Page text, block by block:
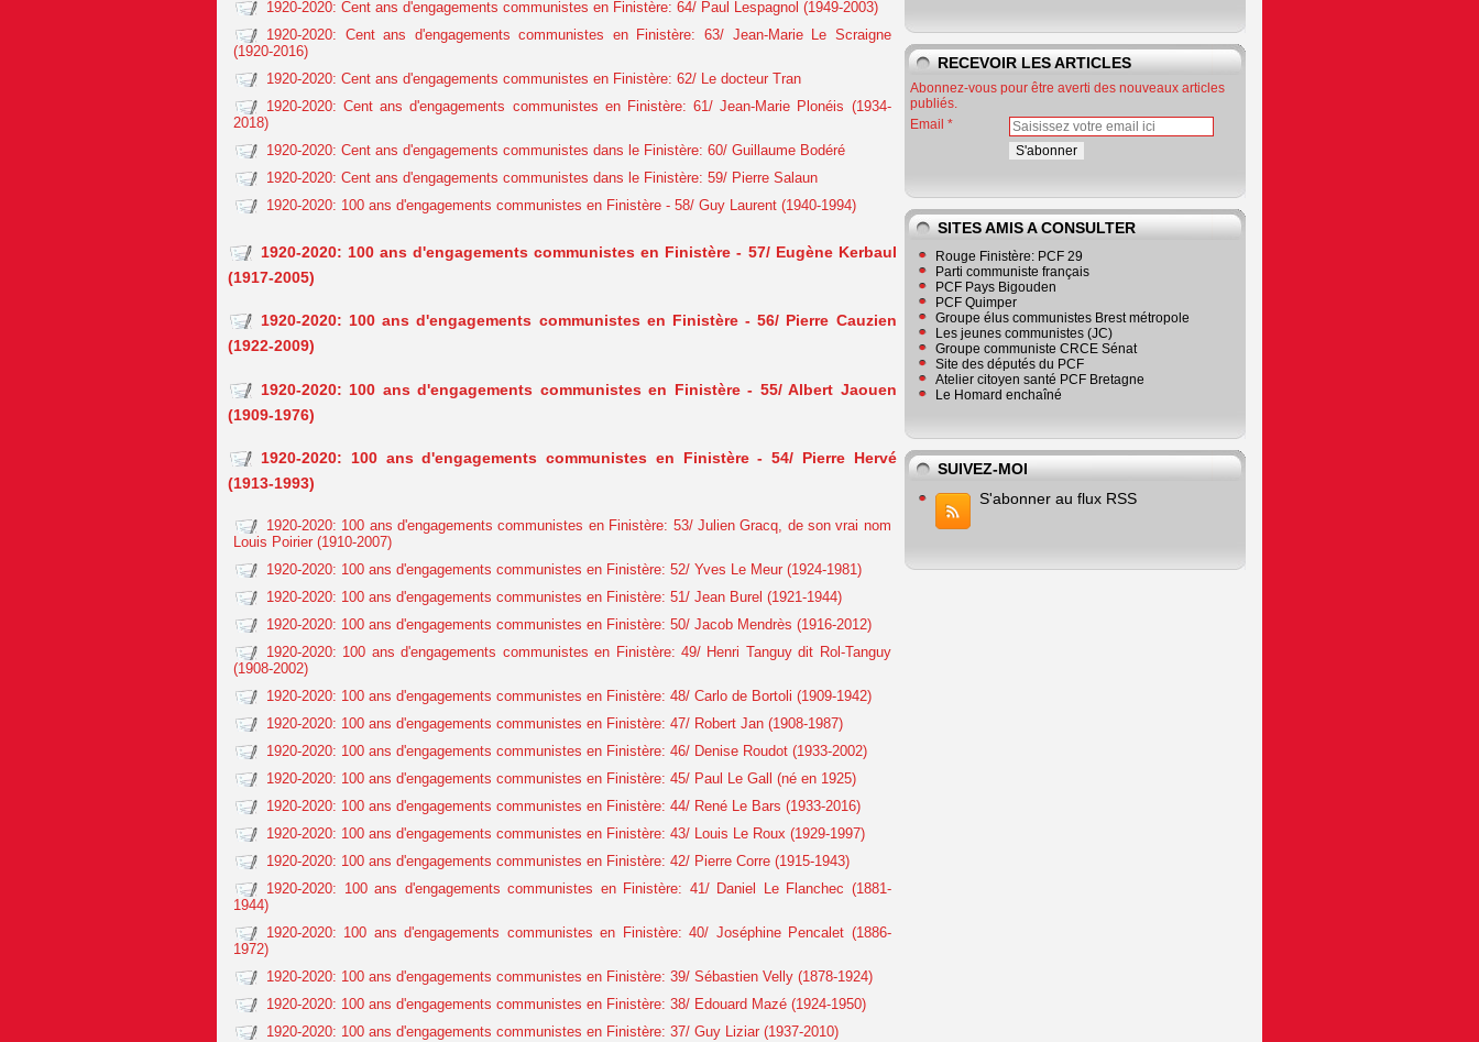
1920-2020: Cent ans d'engagements communistes en Finistère: 64/ Paul Lespagnol (1949-2003)
1920-2020: Cent ans d'engagements communistes en Finistère: 63/ Jean-Marie Le Scraigne
(1920-2016)
1920-2020: Cent ans d'engagements communistes en Finistère: 62/ Le docteur Tran
1920-2020: Cent ans d'engagements communistes en Finistère: 61/ Jean-Marie Plonéis (1934-
2018)
1920-2020: Cent ans d'engagements communistes dans le Finistère: 60/ Guillaume Bodéré
1920-2020: Cent ans d'engagements communistes dans le Finistère: 59/ Pierre Salaun
1920-2020: 100 ans d'engagements communistes en Finistère - 58/ Guy Laurent (1940-1994)
1920-2020: 100 ans d'engagements communistes en Finistère - 57/ Eugène Kerbaul
(1917-2005)
1920-2020: 100 ans d'engagements communistes en Finistère - 56/ Pierre Cauzien
(1922-2009)
1920-2020: 100 ans d'engagements communistes en Finistère - 55/ Albert Jaouen
(1909-1976)
1920-2020: 100 ans d'engagements communistes en Finistère - 54/ Pierre Hervé
(1913-1993)
1920-2020: 100 ans d'engagements communistes en Finistère: 53/ Julien Gracq, de son vrai nom
Louis Poirier (1910-2007)
1920-2020: 100 ans d'engagements communistes en Finistère: 52/ Yves Le Meur (1924-1981)
1920-2020: 100 ans d'engagements communistes en Finistère: 51/ Jean Burel (1921-1944)
1920-2020: 100 ans d'engagements communistes en Finistère: 50/ Jacob Mendrès (1916-2012)
1920-2020: 100 ans d'engagements communistes en Finistère: 49/ Henri Tanguy dit Rol-Tanguy
(1908-2002)
1920-2020: 100 ans d'engagements communistes en Finistère: 48/ Carlo de Bortoli (1909-1942)
1920-2020: 100 ans d'engagements communistes en Finistère: 47/ Robert Jan (1908-1987)
1920-2020: 100 ans d'engagements communistes en Finistère: 46/ Denise Roudot (1933-2002)
1920-2020: 100 ans d'engagements communistes en Finistère: 45/ Paul Le Gall (né en 1925)
1920-2020: 100 ans d'engagements communistes en Finistère: 44/ René Le Bars (1933-2016)
1920-2020: 100 ans d'engagements communistes en Finistère: 43/ Louis Le Roux (1929-1997)
1920-2020: 100 ans d'engagements communistes en Finistère: 42/ Pierre Corre (1915-1943)
1920-2020: 100 ans d'engagements communistes en Finistère: 41/ Daniel Le Flanchec (1881-
1944)
1920-2020: 100 ans d'engagements communistes en Finistère: 40/ Joséphine Pencalet (1886-
1972)
1920-2020: 100 ans d'engagements communistes en Finistère: 39/ Sébastien Velly (1878-1924)
1920-2020: 100 ans d'engagements communistes en Finistère: 38/ Edouard Mazé (1924-1950)
1920-2020: 100 ans d'engagements communistes en Finistère: 37/ Guy Liziar (1937-2010)
RECEVOIR LES ARTICLES
Abonnez-vous pour être averti des nouveaux articles
publiés.
Email
SITES AMIS A CONSULTER
Rouge Finistère: PCF 29
Parti communiste français
PCF Pays Bigouden
PCF Quimper
Groupe élus communistes Brest métropole
Les jeunes communistes (JC)
Groupe communiste CRCE Sénat
Site des députés du PCF
Atelier citoyen santé PCF Bretagne
Le Homard enchaîné
SUIVEZ-MOI
S'abonner au flux RSS